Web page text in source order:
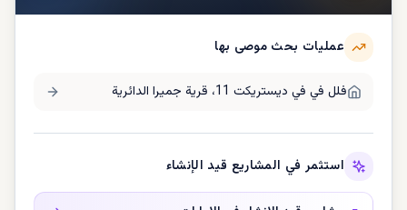
عمليات بحث موصى بها
فلل في في ديستريكت 11، قرية جميرا الدائرية
استثمر في المشاريع قيد الإنشاء